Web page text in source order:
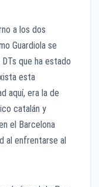
a los dos
Guardiola se
que ha estado
esta
aquí, era la de
catalán y
el Barcelona
al enfrentarse al